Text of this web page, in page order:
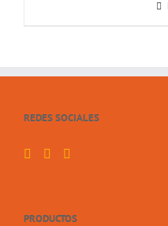
REDES SOCIALES
PRODUCTOS